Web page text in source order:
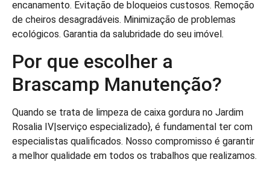
encanamento. Evitação de bloqueios custosos. Remoção
de cheiros desagradáveis. Minimização de problemas
ecológicos. Garantia da salubridade do seu imóvel.
Por que escolher a
Brascamp Manutenção?
Quando se trata de limpeza de caixa gordura no Jardim
Rosalia IV|serviço especializado}, é fundamental ter com
especialistas qualificados. Nosso compromisso é garantir
a melhor qualidade em todos os trabalhos que realizamos.